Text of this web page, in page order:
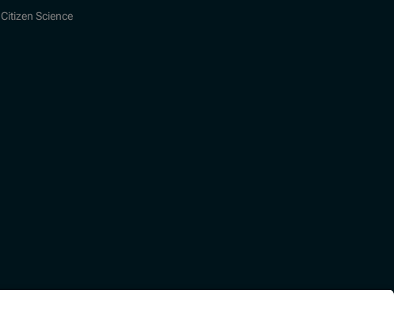
Citizen Science